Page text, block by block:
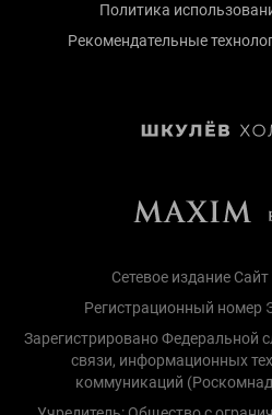
Политика
Рекомендательные
Сетевое издание
Регистрационный
Зарегистрировано Федеральной
связи, информационных
коммуникаций